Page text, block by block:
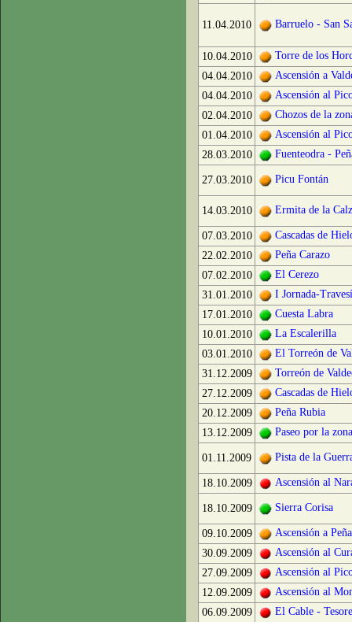
11.04.2010 Barruelo - San
10.04.2010
Torre de los
04.04.2010
Ascensión a
04.04.2010
Ascensión al
02.04.2010
Chozos de la
01.04.2010
Ascensión al
28.03.2010
Fuenteodra -
27.03.2010 Picu Fontán
14.03.2010 Ermita de la
07.03.2010
Cascadas de
22.02.2010
Peña Carazo
07.02.2010
El Cerezo
31.01.2010
I Jornada-
17.01.2010
Cuesta Labra
10.01.2010
La Escalerilla
03.01.2010
El Torreón de
31.12.2009
Torreón de
27.12.2009
Cascadas de
20.12.2009
Peña Rubia
13.12.2009
Paseo por la zona
01.11.2009 Pista de la
18.10.2009 Ascensión al
18.10.2009 Sierra Corisa
09.10.2009
Ascensión a
30.09.2009
Ascensión al
27.09.2009
Ascensión al
12.09.2009
Ascensión al
06.09.2009
El Cable -